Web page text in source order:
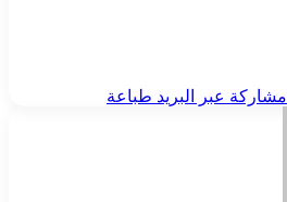
مشاركة عبر البريد طباعة